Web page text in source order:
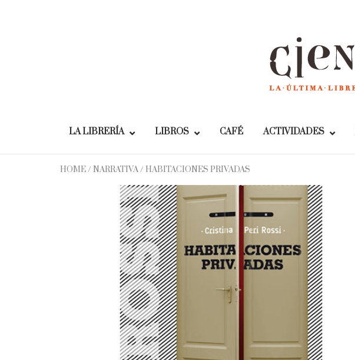
LA LIBRERÍA LIBROS CAFÉ ACTIVIDADES
HOME/ NARRATIVA/ HABITACIONES PRIVADAS